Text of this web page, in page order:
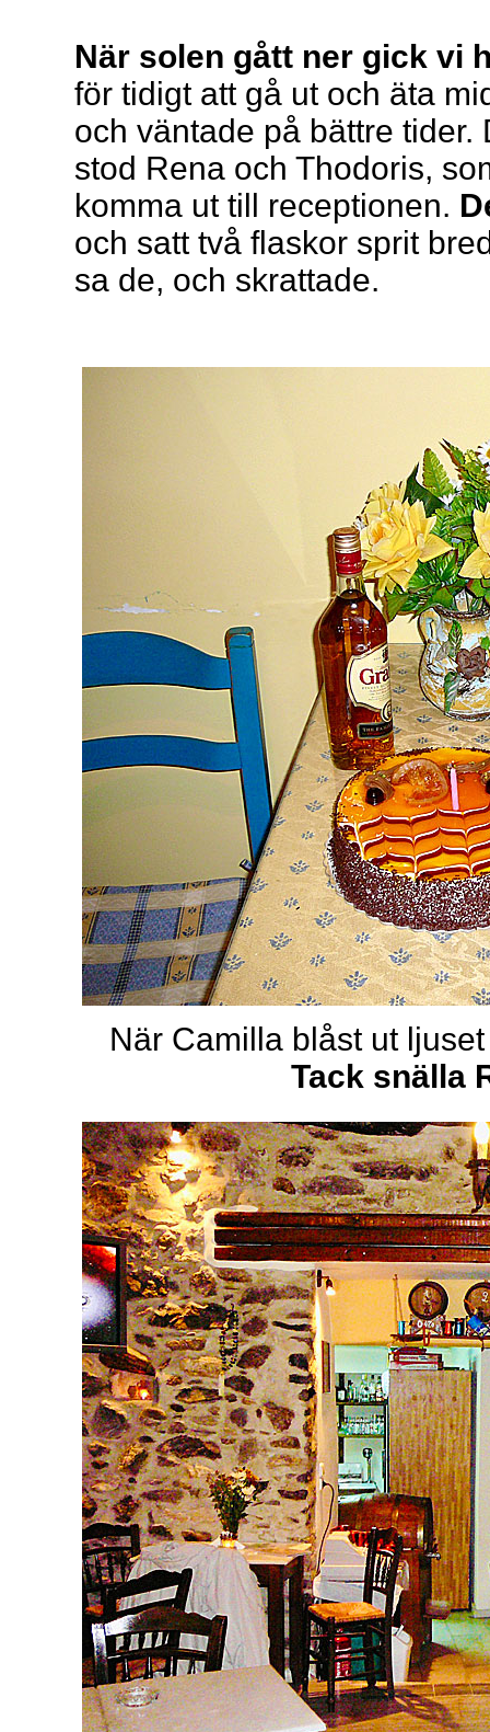
När solen gått ner gick vi
för tidigt att gå ut och äta
och väntade på bättre
stod Rena och Thodoris,
komma ut till receptionen.
och satt två flaskor sprit
sa de, och skrattade.
När Camilla blåst ut
Tack snälla